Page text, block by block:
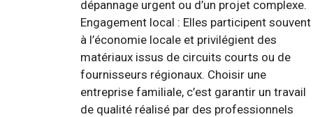
dépannage urgent ou d’un projet complexe.
Engagement local : Elles participent souvent
à l’économie locale et privilégient des
matériaux issus de circuits courts ou de
fournisseurs régionaux. Choisir une
entreprise familiale, c’est garantir un travail
de qualité réalisé par des professionnels